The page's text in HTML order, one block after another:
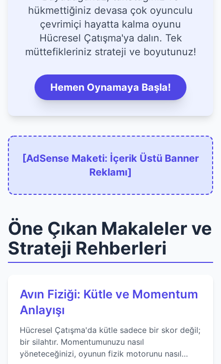
hükmettiğiniz devasa çok oyunculu
çevrimiçi hayatta kalma oyunu
Hücresel Çatışma'ya dalın. Tek
müttefikleriniz strateji ve boyutunuz!
Hemen Oynamaya Başla!
[AdSense Maketi: İçerik Üstü Banner
Reklamı]
Öne Çıkan Makaleler ve
Strateji Rehberleri
Avın Fiziği: Kütle ve Momentum
Anlayışı
Hücresel Çatışma'da kütle sadece bir skor değil;
bir silahtır. Momentumunuzu nasıl
yöneteceğinizi, oyunun fizik motorunu nasıl